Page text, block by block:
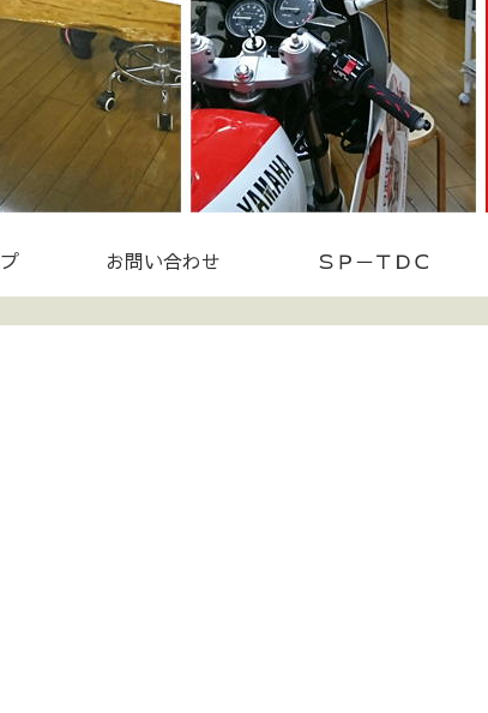
お問い合わせ ＳＰ－ＴＤＣ